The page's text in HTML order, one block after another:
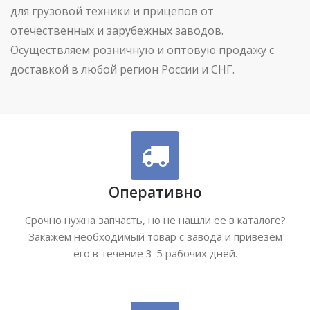
для грузовой техники и прицепов от
отечественных и зарубежных заводов.
Осуществляем розничную и оптовую продажу с
доставкой в любой регион России и СНГ.
Оперативно
Срочно нужна запчасть, но не нашли ее в каталоге?
Закажем необходимый товар с завода и привезем
его в течение 3-5 рабочих дней.